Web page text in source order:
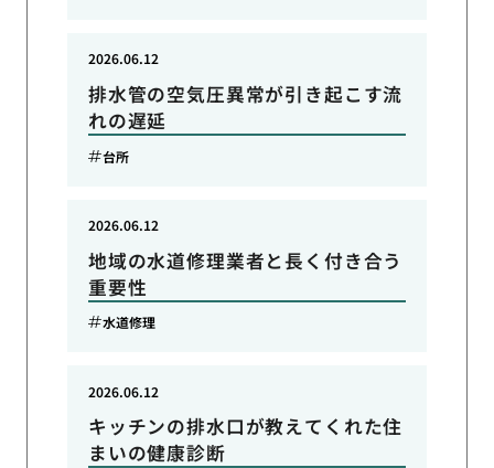
排水管の空気圧異常が引き起こす流
れの遅延
2026.06.12
台所
地域の水道修理業者と長く付き合う
重要性
2026.06.12
水道修理
キッチンの排水口が教えてくれた住
まいの健康診断
2026.06.12